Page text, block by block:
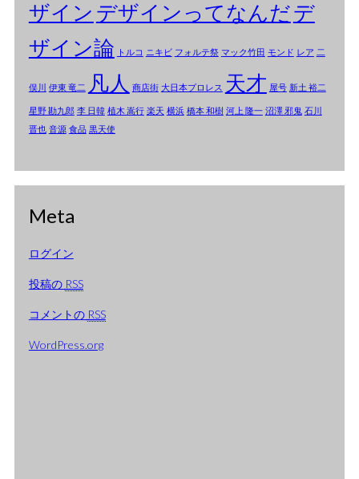
2005年3月
2005年2月
2004年11月
2004年10月
ザイン デザインってなんだデ
ザイン論
トルコ ニキビ フォルテ祭 マック竹田 モンド レア 二
俣川 伊東 竜二 凡人 商店街 大日本プロレス 天才 屋号 新土 裕二
星野 勘九郎 李 日韓 植木 嵩行 楽天 横浜 橋本 和樹 河上 隆一 沼澤 邪鬼 石川
晋也 音源 食品 黒天使
Meta
ログイン
投稿の RSS
コメントの RSS
WordPress.org